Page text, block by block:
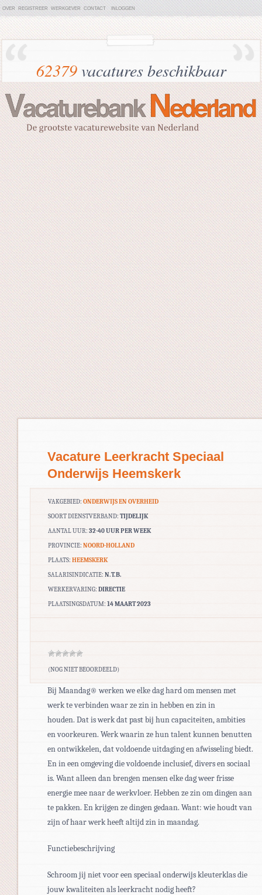
OVER REGISTREER WERKGEVER CONTACT INLOGGEN
62379vacatures beschikbaar
Vacature Leerkracht Speciaal
Onderwijs Heemskerk
VAKGEBIED: ONDERWIJS EN OVERHEID
SOORT DIENSTVERBAND: TIJDELIJK
AANTAL UUR: 32-40 UUR PER WEEK
PROVINCIE: NOORD-HOLLAND
PLAATS: HEEMSKERK
SALARISINDICATIE: N.T.B.
WERKERVARING: DIRECTIE
PLAATSINGSDATUM: 14 MAART 2023
(NOG NIET BEOORDEELD)
Bij Maandag® werken we elke dag hard om mensen met
werk te verbinden waar ze zin in hebben en zin in
houden. Dat is werk dat past bij hun capaciteiten, ambities
en voorkeuren. Werk waarin ze hun talent kunnen benutten
en ontwikkelen, dat voldoende uitdaging en afwisseling biedt.
En in een omgeving die voldoende inclusief, divers en sociaal
is. Want alleen dan brengen mensen elke dag weer frisse
energie mee naar de werkvloer. Hebben ze zin om dingen aan
te pakken. En krijgen ze dingen gedaan. Want: wie houdt van
zijn of haar werk heeft altijd zin in maandag.
Functiebeschrijving
Schroom jij niet voor een speciaal onderwijs kleuterklas die
jouw kwaliteiten als leerkracht nodig heeft?